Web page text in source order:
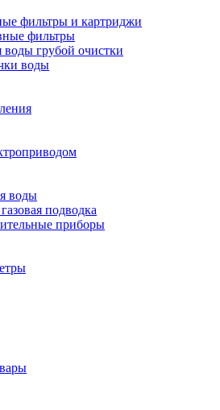
фильтры и картриджи
фильтры
грубой очистки
воды
воды
подводка
приборы